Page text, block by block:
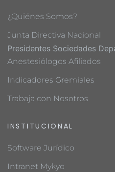
¿Quiénes Somos?
Junta Directiva Nacional
Presidentes Sociedades
Anestesiólogos Afiliados
Indicadores Gremiales
Trabaja con Nosotros
INSTITUCIONAL
Software Jurídico
Intranet Mykyo